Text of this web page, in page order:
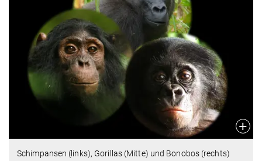
Schimpansen (links), Gorillas (Mitte) und Bonobos (rechts)